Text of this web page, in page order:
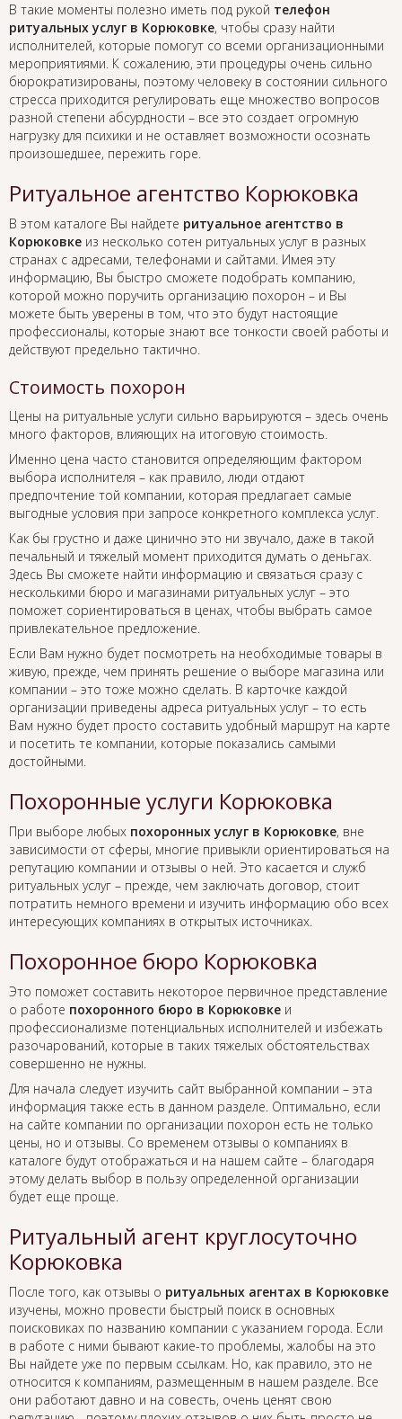
В такие моменты полезно иметь под рукой телефон
ритуальных услуг в Корюковке, чтобы сразу найти
исполнителей, которые помогут со всеми организационными
мероприятиями. К сожалению, эти процедуры очень сильно
бюрократизированы, поэтому человеку в состоянии сильного
стресса приходится регулировать еще множество вопросов
разной степени абсурдности – все это создает огромную
нагрузку для психики и не оставляет возможности осознать
произошедшее, пережить горе.
Ритуальное агентство Корюковка
В этом каталоге Вы найдете ритуальное агентство в
Корюковке из несколько сотен ритуальных услуг в разных
странах с адресами, телефонами и сайтами. Имея эту
информацию, Вы быстро сможете подобрать компанию,
которой можно поручить организацию похорон – и Вы
можете быть уверены в том, что это будут настоящие
профессионалы, которые знают все тонкости своей работы и
действуют предельно тактично.
Стоимость похорон
Цены на ритуальные услуги сильно варьируются – здесь очень
много факторов, влияющих на итоговую стоимость.
Именно цена часто становится определяющим фактором
выбора исполнителя – как правило, люди отдают
предпочтение той компании, которая предлагает самые
выгодные условия при запросе конкретного комплекса услуг.
Как бы грустно и даже цинично это ни звучало, даже в такой
печальный и тяжелый момент приходится думать о деньгах.
Здесь Вы сможете найти информацию и связаться сразу с
несколькими бюро и магазинами ритуальных услуг – это
поможет сориентироваться в ценах, чтобы выбрать самое
привлекательное предложение.
Если Вам нужно будет посмотреть на необходимые товары в
живую, прежде, чем принять решение о выборе магазина или
компании – это тоже можно сделать. В карточке каждой
организации приведены адреса ритуальных услуг – то есть
Вам нужно будет просто составить удобный маршрут на карте
и посетить те компании, которые показались самыми
достойными.
Похоронные услуги Корюковка
При выборе любых похоронных услуг в Корюковке, вне
зависимости от сферы, многие привыкли ориентироваться на
репутацию компании и отзывы о ней. Это касается и служб
ритуальных услуг – прежде, чем заключать договор, стоит
потратить немного времени и изучить информацию обо всех
интересующих компаниях в открытых источниках.
Похоронное бюро Корюковка
Это поможет составить некоторое первичное представление
о работе похоронного бюро в Корюковке и
профессионализме потенциальных исполнителей и избежать
разочарований, которые в таких тяжелых обстоятельствах
совершенно не нужны.
Для начала следует изучить сайт выбранной компании – эта
информация также есть в данном разделе. Оптимально, если
на сайте компании по организации похорон есть не только
цены, но и отзывы. Со временем отзывы о компаниях в
каталоге будут отображаться и на нашем сайте – благодаря
этому делать выбор в пользу определенной организации
будет еще проще.
Ритуальный агент круглосуточно
Корюковка
После того, как отзывы о ритуальных агентах в Корюковке
изучены, можно провести быстрый поиск в основных
поисковиках по названию компании с указанием города. Если
в работе с ними бывают какие-то проблемы, жалобы на это
Вы найдете уже по первым ссылкам. Но, как правило, это не
относится к компаниям, размещенным в нашем разделе. Все
они работают давно и на совесть, очень ценят свою